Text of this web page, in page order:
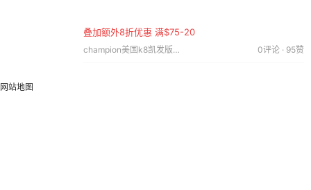
叠加额外8折优惠 满$75-20
champion美国k8凯发版官网｜2019.05.21 0评论 · 95赞
网站地图